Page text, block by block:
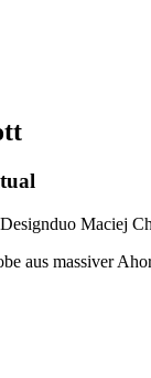
Maciej
aus massiver